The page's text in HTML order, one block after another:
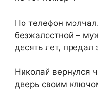
Но телефон
безжалостной –
десять лет, предал
Николай вернулся
дверь своим